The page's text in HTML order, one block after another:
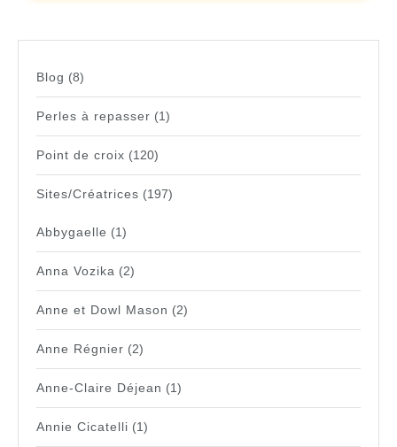
Blog (8)
Perles à repasser (1)
Point de croix (120)
Sites/Créatrices (197)
Abbygaelle (1)
Anna Vozika (2)
Anne et Dowl Mason (2)
Anne Régnier (2)
Anne-Claire Déjean (1)
Annie Cicatelli (1)